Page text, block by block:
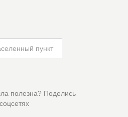
полезна? Поделись